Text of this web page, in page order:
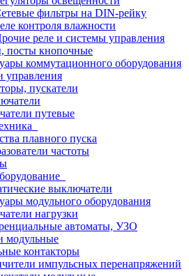
фильтры на DIN-рейку
контроля влажности
реле и системы управления
посты кнопочные
коммутационного оборудования
управления
пускатели
путевые
плавного пуска
частоты
выключатели
модульного оборудования
нагрузки
автоматы, УЗО
модульные
контакторы
импульсных перенапряжений